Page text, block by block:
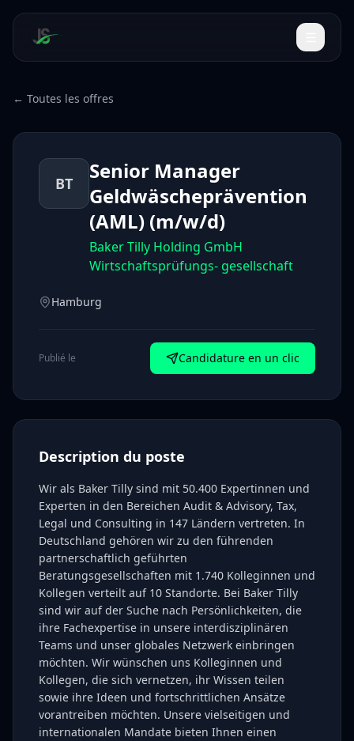
← Toutes les offres
BT
Senior Manager
Geldwäscheprävention
(AML) (m/w/d)
Baker Tilly Holding GmbH
Wirtschaftsprüfungs- gesellschaft
Hamburg
Publié le Candidature en un clic
Description du poste
Wir als Baker Tilly sind mit 50.400 Expertinnen und
Experten in den Bereichen Audit & Advisory, Tax,
Legal und Consulting in 147 Ländern vertreten. In
Deutschland gehören wir zu den führenden
partnerschaftlich geführten
Beratungsgesellschaften mit 1.740 Kolleginnen und
Kollegen verteilt auf 10 Standorte. Bei Baker Tilly
sind wir auf der Suche nach Persönlichkeiten, die
ihre Fachexpertise in unsere interdisziplinären
Teams und unser globales Netzwerk einbringen
möchten. Wir wünschen uns Kolleginnen und
Kollegen, die sich vernetzen, ihr Wissen teilen
sowie ihre Ideen und fortschrittlichen Ansätze
vorantreiben möchten. Unsere vielseitigen und
internationalen Mandate bieten Ihnen einen